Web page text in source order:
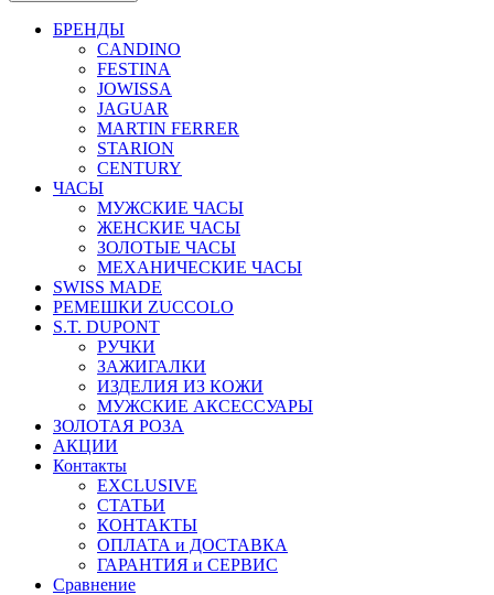
БРЕНДЫ
CANDINO
FESTINA
JOWISSA
JAGUAR
MARTIN FERRER
STARION
CENTURY
ЧАСЫ
МУЖСКИЕ ЧАСЫ
ЖЕНСКИЕ ЧАСЫ
ЗОЛОТЫЕ ЧАСЫ
МЕХАНИЧЕСКИЕ ЧАСЫ
SWISS MADE
РЕМЕШКИ ZUCCOLO
S.T. DUPONT
РУЧКИ
ЗАЖИГАЛКИ
ИЗДЕЛИЯ ИЗ КОЖИ
МУЖСКИЕ АКСЕССУАРЫ
ЗОЛОТАЯ РОЗА
АКЦИИ
Контакты
EXCLUSIVE
СТАТЬИ
КОНТАКТЫ
ОПЛАТА и ДОСТАВКА
ГАРАНТИЯ и СЕРВИС
Сравнение